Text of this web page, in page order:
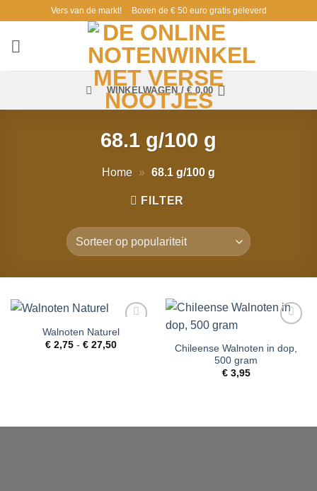
inhoud
Vers van de markt! Boven de € 50 euro gratis geleverd
WINKELWAGEN /€ 0,00
68.1 g/100 g
Home » 68.1 g/100 g
FILTER
Toevoegen
aan
Walnoten Naturel
€ 2,75 - € 27,50Prijsklasse:
aan
verlanglijst
Chileense Walnoten in dop,
500 gram
€3,95